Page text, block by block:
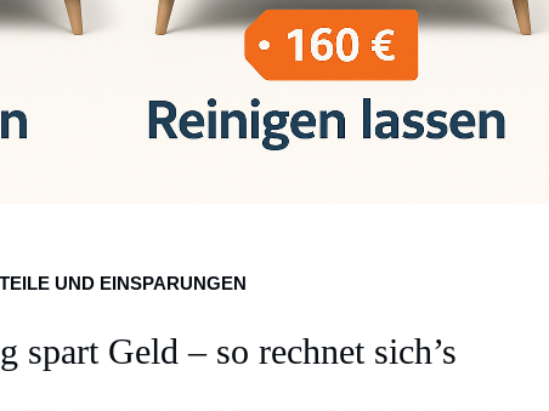
UND EINSPARUNGEN
spart Geld – so rechnet sich’s